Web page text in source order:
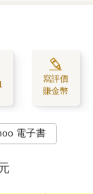
寫評價
賺金幣
電子書